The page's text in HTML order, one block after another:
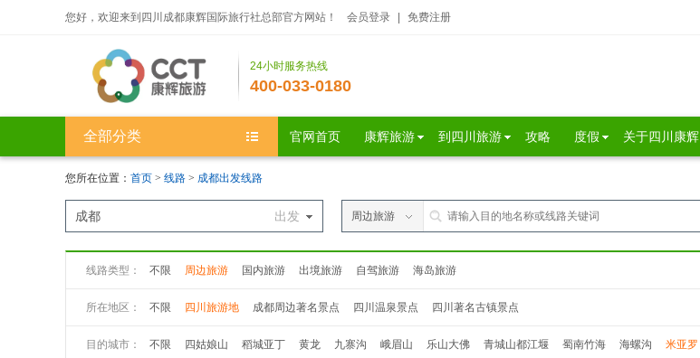
您好，欢迎来到四川成都康辉国际旅行社总部官方网站！ 会员登录 免费注册
24小时服务热线
400-033-0180
全部分类 官网首页 康辉旅游 到四川旅游 攻略 度假 关于四川康辉
您所在位置： 首页 > 线路 > 成都出发线路
出发
成都 周边旅游
线路类型： 不限 周边旅游 国内旅游 出境旅游 自驾旅游 海岛旅游
所在地区： 不限 四川旅游地 成都周边著名景点 四川温泉景点 四川著名古镇景点
目的城市： 不限 四姑娘山 稻城亚丁 黄龙 九寨沟 峨眉山 乐山大佛 青城山都江堰 蜀南竹海 海螺沟 米亚罗